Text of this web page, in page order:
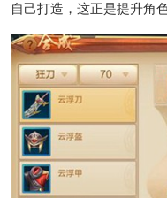
自己打造，这正是提升角